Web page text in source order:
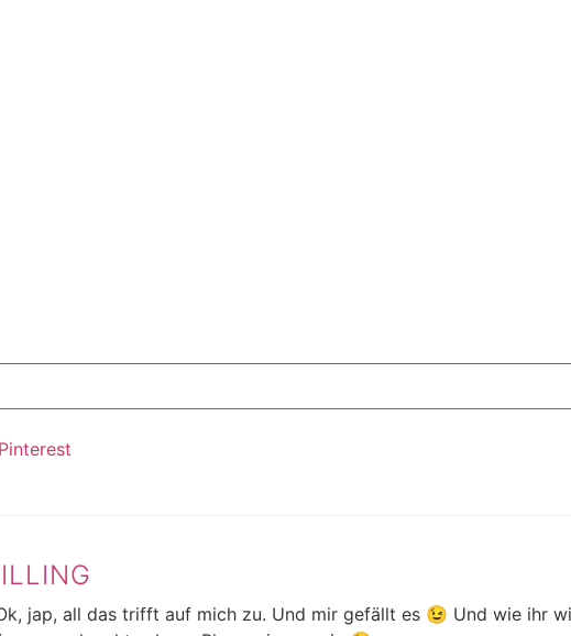
Pinterest
jap, all das trifft auf mich zu. Und mir gefällt es 😉 Und wie ihr